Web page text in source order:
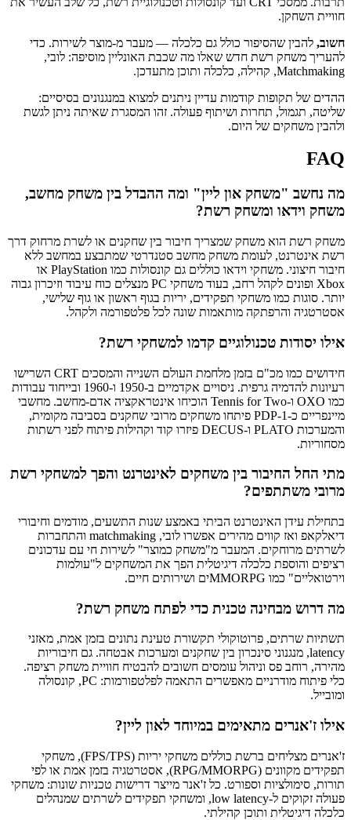
חוויית השחקן.
חשוב, להבין שהסיפור כולל גם כלכלה — מעבר מ‑מוצר לשירות. כדי
להעריך משחק רשת חדש שאלו מה שכבת האונליין מוסיפה: לובי,
Matchmaking, קהילה, כלכלה ותוכן מתעדכן.
ההדים של תקופות קודמות עדיין ניתנים למצוא במנגנונים בסיסיים:
שליטה, תגמול, תחרות ושיתוף פעולה. זהו המסגרת שאיתה ניתן לגשת
ולהבין משחקים של היום.
FAQ
מה נחשב "משחק און ליין" ומה ההבדל בין משחק מחשב,
משחק וידאו ומשחק רשת?
משחק רשת הוא משחק שמצריך חיבור בין שחקנים או לשרת מרחוק דרך
רשת אינטרנט, לעומת משחק מחשב סטנדרטי שמתבצע במחשב ללא
חיבור חיצוני. משחקי וידאו כוללים גם קונסולות כמו PlayStation או
Xbox ופונים לקהל רחב, בעוד משחקי PC מנצלים כוח עיבוד וזיכרון גבוה
יותר. סוגות כמו משחקי תפקידים, יריות בגוף ראשון או גוף שלישי,
אסטרטגיה והרפתקה מותאמות שונה לכל פלטפורמה ולקהל.
אילו יסודות טכנולוגיים קדמו למשחקי רשת?
חידושים כמו מכ"ם בזמן מלחמת העולם השנייה והמסכים CRT השרישו
רעיונות להדמיה גרפית. ניסויים אקדמיים ב‑1950 ו‑1960 ובייחוד עבודות
כמו OXO ו‑Tennis for Two הוכיחו אינטראקציה אדם‑מחשב. מחשבי
מיינפריים כ‑PDP‑1 פיתחו משחקים מרובי שחקנים בסביבה מקומית,
והמערכות PLATO ו‑DECUS פיזרו קוד וקהילות פיתוח לפני רשתות
מסחוריות.
מתי החל החיבור בין משחקים לאינטרנט והפך למשחקי רשת
מרובי משתתפים?
בתחילת עידן האינטרנט הביתי באמצע שנות התשעים, מודמים וחיבורי
דיאלקאפ ואז קווים מהירים אפשרו לובי, matchmaking והתחברות
לשרתים מרוחקים. המעבר מ"משחק כמוצר" לשירות חי עם עדכונים
רציפים והוספת כלכלה דיגיטלית הפך את המשחקים ל"עולמות
וירטואליים" כמו MMORPGים ושירותים חיים.
מה דרוש מבחינה טכנית כדי לפתח משחק רשת?
תשתיות שרתים, פרוטוקולי תקשורת טעינת נתונים בזמן אמת, מאזני
latency, מנגנוני סינכרון בין שחקנים ומערכות אבטחה. גם חיבוריות
מהירה, רוחב פס וניהול עומסים חשובים להבטיח חוויית משחק רציפה.
כלי פיתוח מודרניים מאפשרים התאמה לפלטפורמות: PC, קונסולה
ומובייל.
אילו ז'אנרים מתאימים במיוחד לאון ליין?
ז'אנרים מצליחים ברשת כוללים משחקי יריות (FPS/TPS), משחקי
תפקידים מקוונים (RPG/MMORPG), אסטרטגיה בזמן אמת או לפי
תורות, סימולציות וספורט. כל ז'אנר מייצר דרישות טכניות שונות: משחקי
פעולה זקוקים ל‑low latency, ומשחקי תפקידים לשרתים שמנהלים
כלכלה דיגיטלית ותוכן קהילתי.